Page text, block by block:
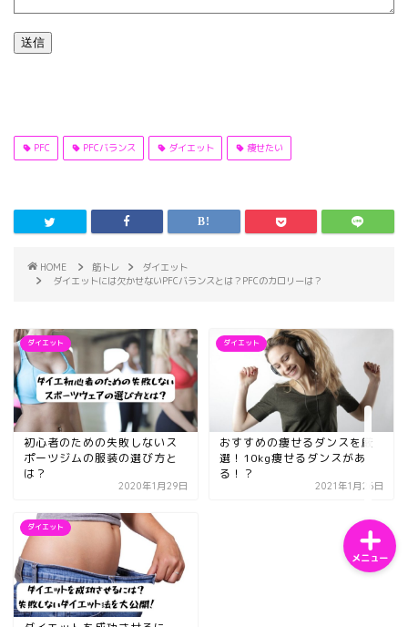
送信
PFC PFCバランス ダイエット 痩せたい
HOME 筋トレ
ダイエット
ダイエットには欠かせないPFCバランスとは？PFCのカロリーは？
ダイエット
初心者のための失敗しないス
ポーツジムの服装の選び方と
は？
2020年1月29日
ダイエット
おすすめの痩せるダンスを厳
選！10kg痩せるダンスがあ
る！？
2021年1月26日
ダイエット
メニュー
ホーム
サンプルページ
プライバシーポリシー